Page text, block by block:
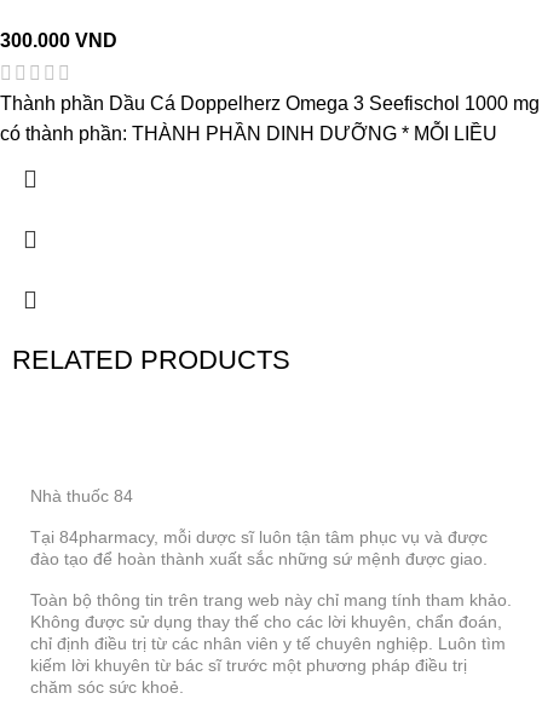
300.000VND
Thành phần Dầu Cá Doppelherz Omega 3 Seefischol 1000 mg
có thành phần: THÀNH PHẦN DINH DƯỠNG * MỖI LIỀU
RELATED PRODUCTS
Nhà thuốc 84
Tại 84pharmacy, mỗi dược sĩ luôn tận tâm phục vụ và được
đào tạo để hoàn thành xuất sắc những sứ mệnh được giao.
Toàn bộ thông tin trên trang web này chỉ mang tính tham khảo.
Không được sử dụng thay thế cho các lời khuyên, chẩn đoán,
chỉ định điều trị từ các nhân viên y tế chuyên nghiệp. Luôn tìm
kiếm lời khuyên từ bác sĩ trước một phương pháp điều trị
chăm sóc sức khoẻ.